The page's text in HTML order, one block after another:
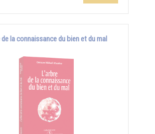
de la connaissance du bien et du mal